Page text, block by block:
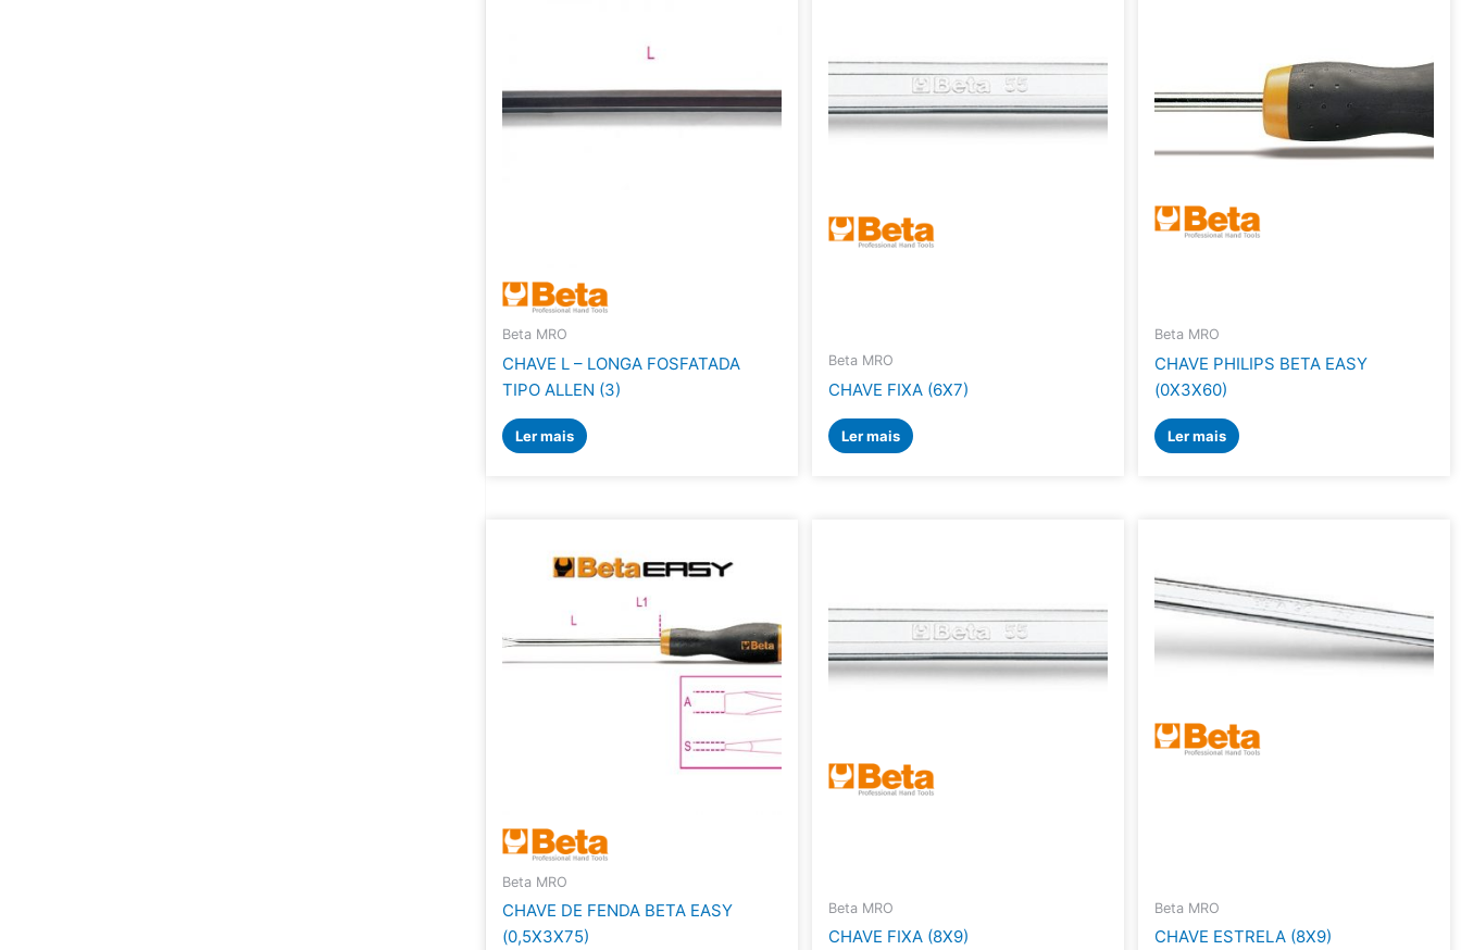
Beta MRO
CHAVE L – LONGA FOSFATADA
TIPO ALLEN (3)
Ler mais
Beta MRO
CHAVE FIXA (6X7)
Ler mais
Beta MRO
CHAVE PHILIPS BETA EASY
(0X3X60)
Ler mais
Beta MRO
CHAVE DE FENDA BETA EASY
(0,5X3X75)
Beta MRO
CHAVE FIXA (8X9)
Beta MRO
CHAVE ESTRELA (8X9)